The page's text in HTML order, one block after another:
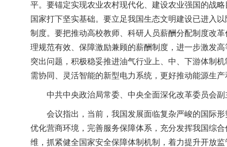
平。要锚定实现农业农村现代化、建设农业强国的战
国家打下坚实基础。要立足我国生态文明建设已进入
制度。要把推动高校教师、科研人员薪酬分配制度改
理规范有效、保障激励兼顾的薪酬制度，进一步激发
突出问题，积极稳妥推进油气行业上、中、下游体制
需协同、灵活智能的新型电力系统，更好推动能源生
中共中央政治局常委、中央全面深化改革委员会
会议指出，当前，我国发展面临复杂严峻的国际
优化营商环境，完善服务保障体系，充分发挥我国综
维，抓紧健全国家安全保障体制机制，着力提升开放